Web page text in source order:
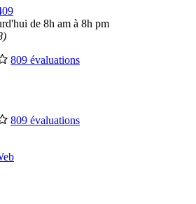
de 8h am à 8h pm
809 évaluations
809 évaluations